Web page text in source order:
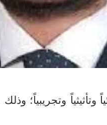
وتأثيثياً وتجريبياً؛